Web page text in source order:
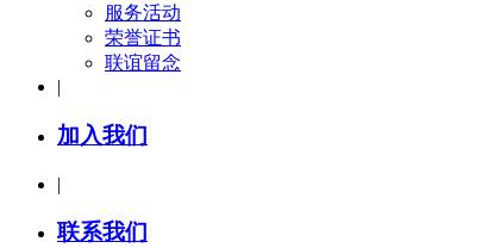
服务活动
荣誉证书
联谊留念
|
加入我们
|
联系我们